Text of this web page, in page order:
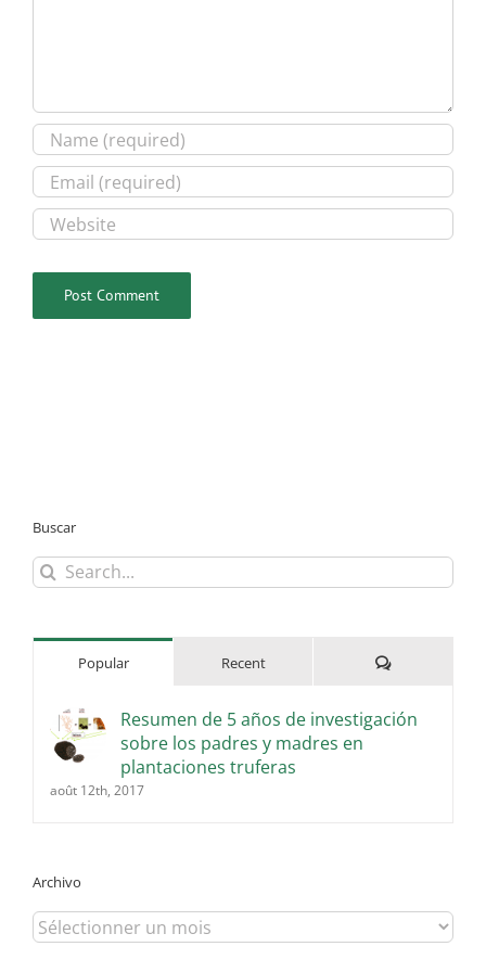
Buscar
Search
for:
Popular Recent Comments
Resumen de 5 años de investigación
sobre los padres y madres en
plantaciones truferas
août 12th, 2017
Archivo
Archivo